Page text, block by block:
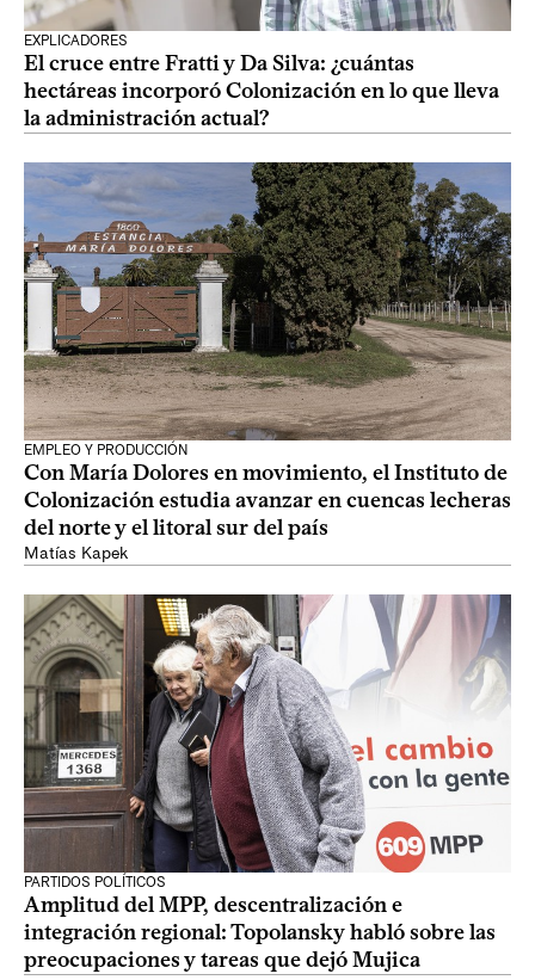
EXPLICADORES
El cruce entre Fratti y Da Silva: ¿cuántas
hectáreas incorporó Colonización en lo que lleva
la administración actual?
EMPLEO Y PRODUCCIÓN
Con María Dolores en movimiento, el Instituto de
Colonización estudia avanzar en cuencas lecheras
del norte y el litoral sur del país
Matías Kapek
PARTIDOS POLÍTICOS
Amplitud del MPP, descentralización e
integración regional: Topolansky habló sobre las
preocupaciones y tareas que dejó Mujica